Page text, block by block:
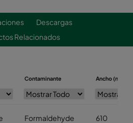
Descargas
Relacionados
Contaminante Ancho (mm)
Formaldehyde 610